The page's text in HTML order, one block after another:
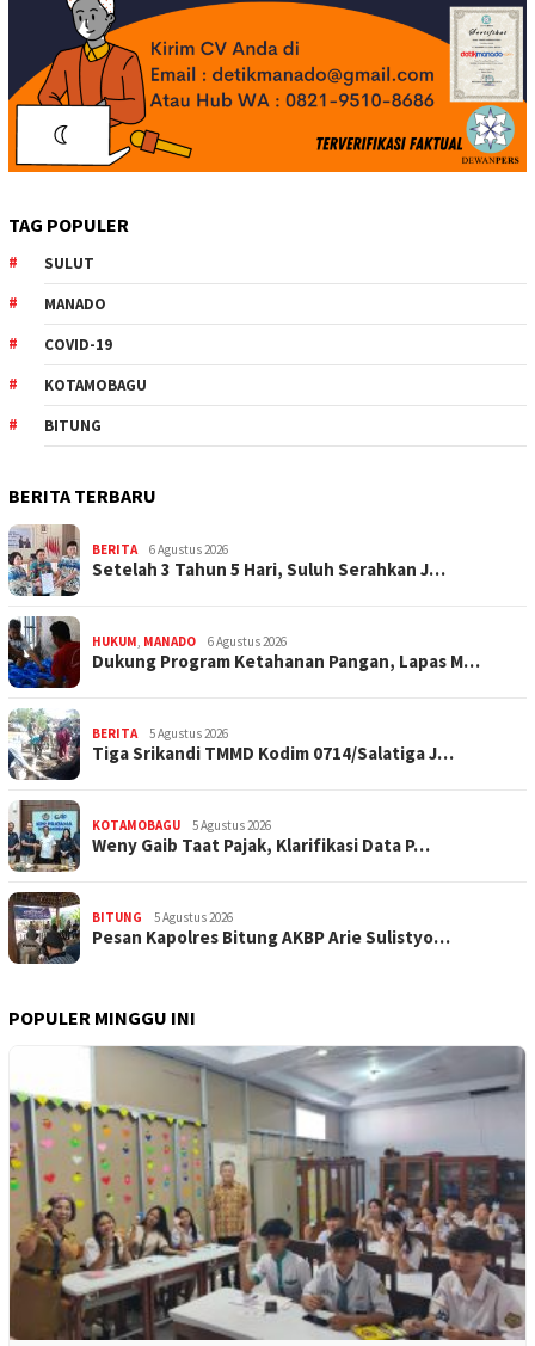
TAG POPULER
SULUT
MANADO
COVID-19
KOTAMOBAGU
BITUNG
BERITA TERBARU
BERITA 6 Agustus 2026
Setelah 3 Tahun 5 Hari, Suluh Serahkan J…
HUKUM, MANADO 6 Agustus 2026
Dukung Program Ketahanan Pangan, Lapas M…
BERITA 5 Agustus 2026
Tiga Srikandi TMMD Kodim 0714/Salatiga J…
KOTAMOBAGU 5 Agustus 2026
Weny Gaib Taat Pajak, Klarifikasi Data P…
BITUNG 5 Agustus 2026
Pesan Kapolres Bitung AKBP Arie Sulistyo…
POPULER MINGGU INI